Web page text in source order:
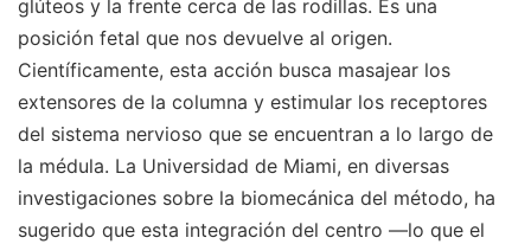
glúteos y la frente cerca de las rodillas. Es una
posición fetal que nos devuelve al origen.
Científicamente, esta acción busca masajear los
extensores de la columna y estimular los receptores
del sistema nervioso que se encuentran a lo largo de
la médula. La Universidad de Miami, en diversas
investigaciones sobre la biomecánica del método, ha
sugerido que esta integración del centro —lo que el